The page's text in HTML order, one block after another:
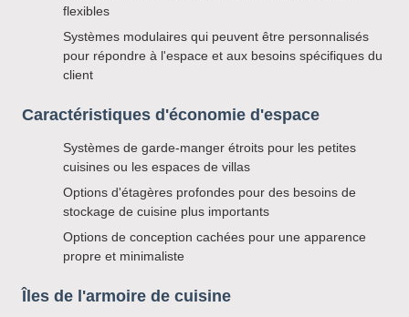
flexibles
Systèmes modulaires qui peuvent être personnalisés
pour répondre à l'espace et aux besoins spécifiques du
client
Caractéristiques d'économie d'espace
Systèmes de garde-manger étroits pour les petites
cuisines ou les espaces de villas
Options d'étagères profondes pour des besoins de
stockage de cuisine plus importants
Options de conception cachées pour une apparence
propre et minimaliste
Îles de l'armoire de cuisine